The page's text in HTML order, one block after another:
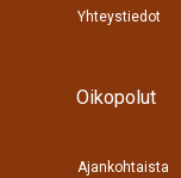
Yhteystiedot
Oikopolut
Ajankohtaista